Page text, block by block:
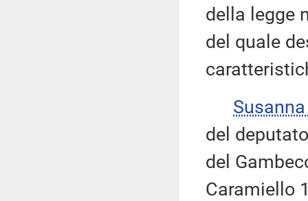
della legge
del quale
del
del
Caramiello